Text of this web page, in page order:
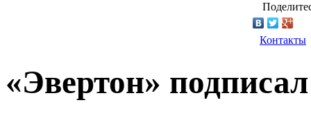
Контакты
«Эвертон»